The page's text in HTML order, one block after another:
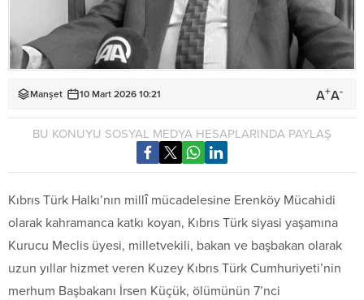
Manşet 10 Mart 2026 10:21 A+A-
BU KONUYU SOSYAL MEDYA HESAPLARINDA PAYLAŞ
Kıbrıs Türk Halkı’nın millî mücadelesine Erenköy Mücahidi
olarak kahramanca katkı koyan, Kıbrıs Türk siyasi yaşamına
Kurucu Meclis üyesi, milletvekili, bakan ve başbakan olarak
uzun yıllar hizmet veren Kuzey Kıbrıs Türk Cumhuriyeti’nin
merhum Başbakanı İrsen Küçük, ölümünün 7’nci